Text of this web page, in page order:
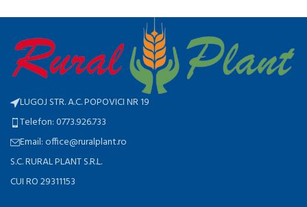
LUGOJ STR. A.C. POPOVICI NR 19
Telefon: 0773.926.733
Email: office@ruralplant.ro
S.C. RURAL PLANT S.R.L.
CUI RO 29311153